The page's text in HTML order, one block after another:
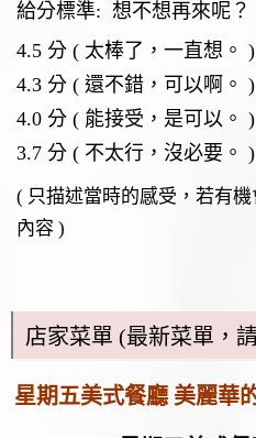
給分標準: 想不想再來呢？
4.5 分 ( 太棒了，一直想。 )
4.3 分 ( 還不錯，可以啊。 )
4.0 分 ( 能接受，是可以。 )
3.7 分 ( 不太行，沒必要。 )
( 只描述當時的感受，若有
內容 )
店家菜單 (最新菜單，
星期五美式餐廳 美麗華